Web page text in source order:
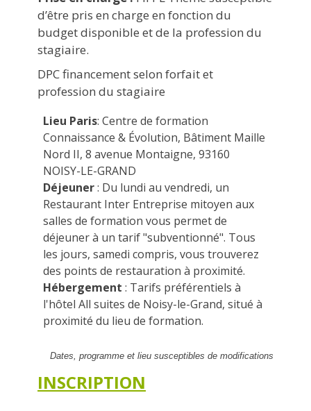
d’être pris en charge en fonction du
budget disponible et de la profession du
stagiaire.
DPC financement selon forfait et
profession du stagiaire
Lieu Paris: Centre de formation
Connaissance & Évolution, Bâtiment Maille
Nord II, 8 avenue Montaigne, 93160
NOISY-LE-GRAND
Déjeuner: Du lundi au vendredi, un
Restaurant Inter Entreprise mitoyen aux
salles de formation vous permet de
déjeuner à un tarif "subventionné". Tous
les jours, samedi compris, vous trouverez
des points de restauration à proximité.
Hébergement : Tarifs préférentiels à
l'hôtel All suites de Noisy-le-Grand, situé à
proximité du lieu de formation.
Dates, programme et lieu susceptibles de modifications
INSCRIPTION